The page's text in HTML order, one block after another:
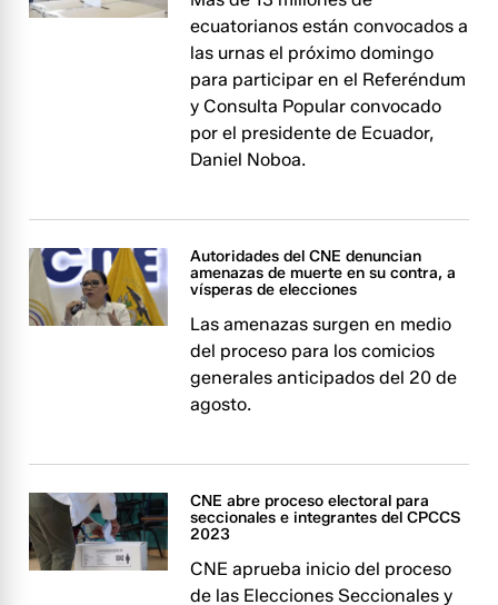
ecuatorianos están convocados a
las urnas el próximo domingo
para participar en el Referéndum
y Consulta Popular convocado
por el presidente de Ecuador,
Daniel Noboa.
Autoridades del CNE denuncian
amenazas de muerte en su contra, a
vísperas de elecciones
Las amenazas surgen en medio
del proceso para los comicios
generales anticipados del 20 de
agosto.
CNE abre proceso electoral para
seccionales e integrantes del CPCCS
2023
CNE aprueba inicio del proceso
de las Elecciones Seccionales y